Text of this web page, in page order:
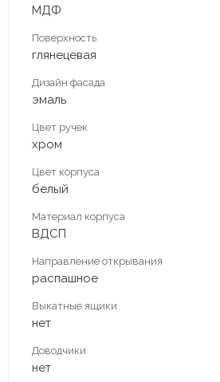
МДФ
Поверхность
глянецевая
Дизайн фасада
эмаль
Цвет ручек
хром
Цвет корпуса
белый
Материал корпуса
ВДСП
Направление открывания
распашное
Выкатные ящики
нет
Доводчики
нет